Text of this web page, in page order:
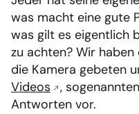
was macht eine gute
was gilt es eigentlich
zu achten? Wir
die Kamera gebeten
Videos
,
Antworten vor.